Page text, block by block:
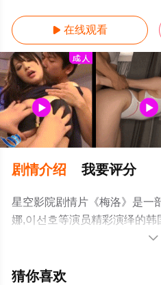
 在线观看
剧情介绍 我要评分
星空影院剧情片《梅洛》是一
娜,이선호等演员精彩演绎的
（1-1全集），手机免费观看
剧情网等平台了解。

猜你喜欢